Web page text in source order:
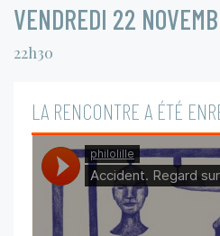
VENDREDI 22
22h30
LA RENCONTRE A ÉTÉ